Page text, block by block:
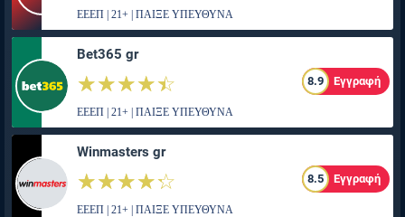
ΕΕΕΠ | 21+ | ΠΑΙΞΕ ΥΠΕΥΘΥΝΑ
Bet365 gr
☆☆☆☆☆
★★★★★ 8.9 Εγγραφή
ΕΕΕΠ | 21+ | ΠΑΙΞΕ ΥΠΕΥΘΥΝΑ
Winmasters gr
☆☆☆☆☆
★★★★★ 8.5 Εγγραφή
ΕΕΕΠ | 21+ | ΠΑΙΞΕ ΥΠΕΥΘΥΝΑ